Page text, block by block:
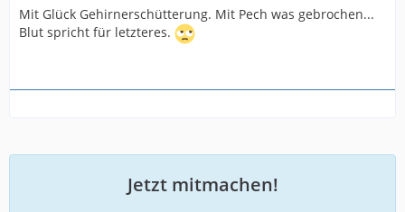
Mit Glück Gehirnerschütterung. Mit Pech was gebrochen...
Blut spricht für letzteres.
Jetzt mitmachen!